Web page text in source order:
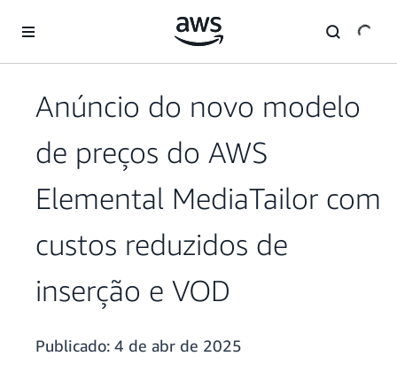
Pular para o conteúdo principal
Anúncio do novo modelo
de preços do AWS
Elemental MediaTailor com
custos reduzidos de
inserção e VOD
Publicado: 4 de abr de 2025